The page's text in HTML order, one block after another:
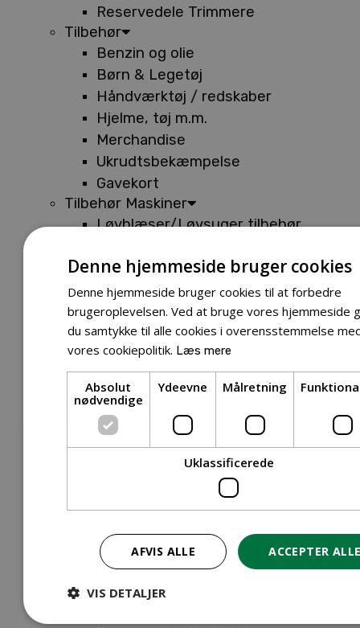
Reservedele Trimmere
Tilbehør
Benzin og olie
Børn & Legetøj
Håndværktøj / redskaber
Hjelme, tøj m.m.
Merchandise
Ukrudtsbekæmpelse
Gavekort
Tilbehør Maskiner
Løvblæser/Løvsuger tilbehør
Tilbehør Buskryddere og Trimmere
Tilbehør Entreprenørudstyr
Tilbehør Havetraktor
Tilbehør Hækkeklippere
Tilbehør Motorsav
Tilbehør Kæder
Tilbehør Sværd
Tilbehør Rengøringsmaskiner
Tilbehør Robotplæneklipper
Tilbehør Walk Behind
Reservedele Løvblæsere
Reservedele Motorsave
Reservedele Plæneklippere
Denne hjemmeside bruger cookies
Denne hjemmeside bruger cookies til at forbedre
brugeroplevelsen. Ved at bruge vores hjemmeside
du samtykke til alle cookies i overensstemmelse
vores cookiepolitik. Læs mere
Absolut
nødvendige
Ydeevne Målretning
Uklassificerede
ACCEPTER
AFVIS ALLE
VIS DETALJER